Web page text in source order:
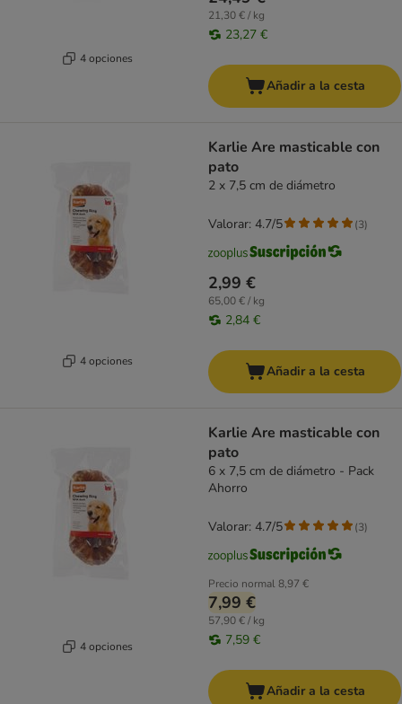
4 opciones
21,30 € / kg
23,27 €
Añadir a la cesta
4 opciones
Karlie Are masticable con
pato
2 x 7,5 cm de diámetro
2,99 €
65,00 € / kg
2,84 €
Valorar: 4.7/5 (3)
Añadir a la cesta
4 opciones
Karlie Are masticable con
pato
6 x 7,5 cm de diámetro - Pack
Ahorro
Precio normal8,97 €
7,99 €
57,90 € / kg
7,59 €
Valorar: 4.7/5 (3)
Añadir a la cesta